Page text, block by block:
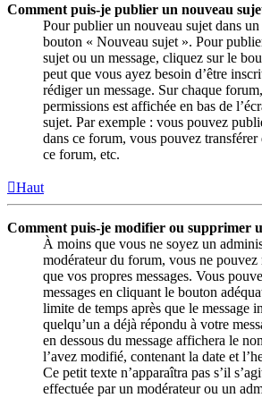
Comment puis-je publier un nouveau
Pour publier un nouveau sujet dans
bouton « Nouveau sujet ». Pour
sujet ou un message, cliquez sur le
peut que vous ayez besoin d’être
rédiger un message. Sur chaque
permissions est affichée en bas de
sujet. Par exemple : vous pouvez
dans ce forum, vous pouvez transférer
ce forum, etc.
Haut
Comment puis-je modifier ou supprimer
À moins que vous ne soyez un
modérateur du forum, vous ne
que vos propres messages. Vous
messages en cliquant le bouton
limite de temps après que le message
quelqu’un a déjà répondu à votre
en dessous du message affichera le
l’avez modifié, contenant la date et
Ce petit texte n’apparaîtra pas s’il
effectuée par un modérateur ou un